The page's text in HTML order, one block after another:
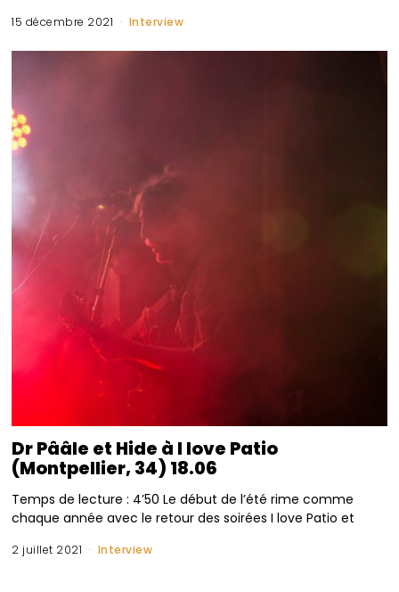
15 décembre 2021 Interview
Dr Pââle et Hide à I love Patio
(Montpellier, 34) 18.06
Temps de lecture : 4’50 Le début de l’été rime comme
chaque année avec le retour des soirées I love Patio et
2 juillet 2021 Interview